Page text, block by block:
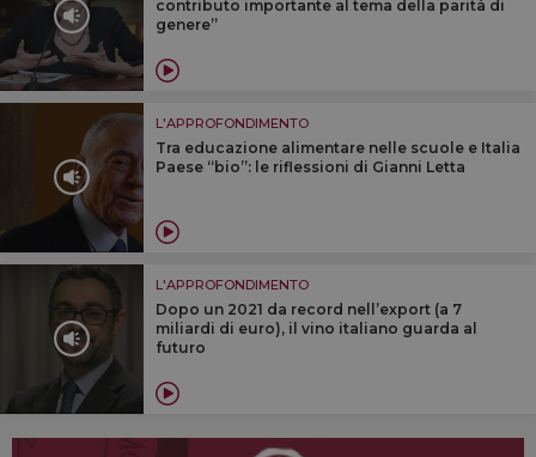
contributo importante al tema della parità di
genere”
L'APPROFONDIMENTO
Tra educazione alimentare nelle scuole e Italia
Paese “bio”: le riflessioni di Gianni Letta
L'APPROFONDIMENTO
Dopo un 2021 da record nell’export (a 7
miliardi di euro), il vino italiano guarda al
futuro